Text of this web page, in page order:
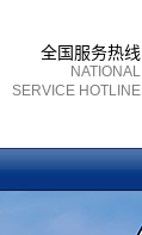
全国服务热线
NATIONAL
SERVICE HOTLINE